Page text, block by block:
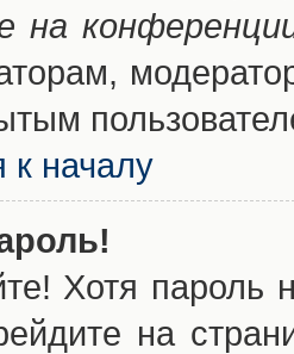
на
к началу
Хотя пароль
на